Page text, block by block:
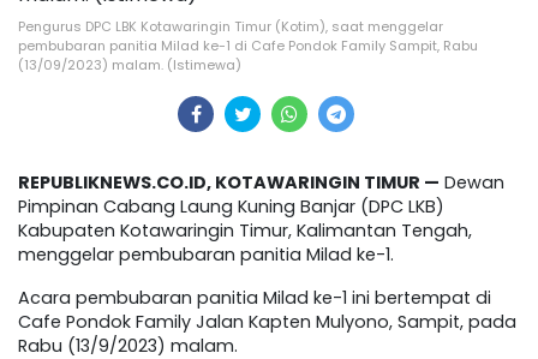
Pengurus DPC LBK Kotawaringin Timur (Kotim), saat menggelar
pembubaran panitia Milad ke-1 di Cafe Pondok Family Sampit, Rabu
(13/09/2023) malam. (Istimewa)
REPUBLIKNEWS.CO.ID, KOTAWARINGIN TIMUR — Dewan
Pimpinan Cabang Laung Kuning Banjar (DPC LKB)
Kabupaten Kotawaringin Timur, Kalimantan Tengah,
menggelar pembubaran panitia Milad ke-1.
Acara pembubaran panitia Milad ke-1 ini bertempat di
Cafe Pondok Family Jalan Kapten Mulyono, Sampit, pada
Rabu (13/9/2023) malam.